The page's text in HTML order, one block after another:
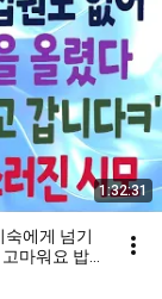
1:32:31
에게 넘기
졌다